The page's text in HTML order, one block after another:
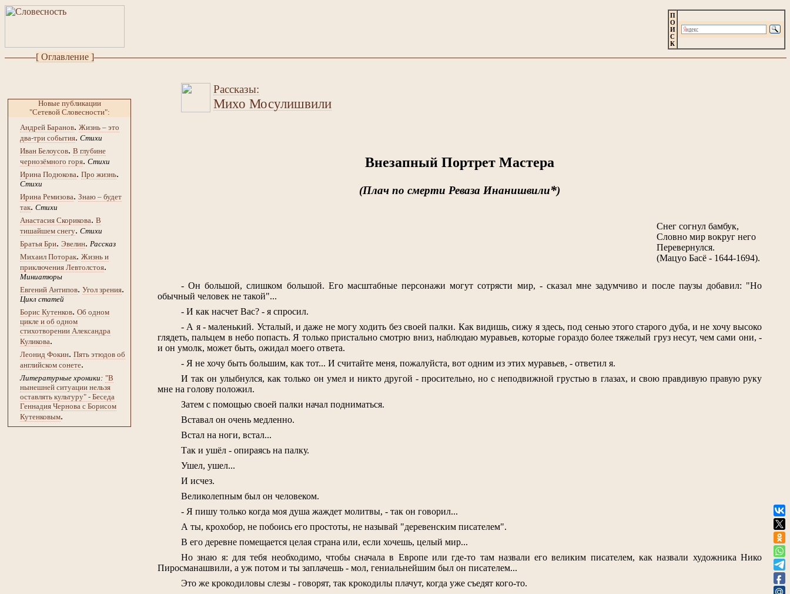
[ Оглавление ]
Новые публикации
"Сетевой Словесности":
Андрей Баранов. Жизнь – это
два-три события. Стихи
Иван Белоусов. В глубине
чернозёмного горя. Стихи
Ирина Подюкова. Про жизнь.
Стихи
Ирина Ремизова. Знаю – будет
так. Стихи
Анастасия Скорикова. В
тишайшем снегу. Стихи
Братья Бри. Эвелин. Рассказ
Михаил Поторак. Жизнь и
приключения Левтолстоя.
Миниатюры
Евгений Антипов. Угол зрения.
Цикл статей
Борис Кутенков. Об одном
цикле и об одном
стихотворении Александра
Куликова.
Леонид Фокин. Пять этюдов об
английском сонете.
Литературные хроники: "В
нынешней ситуации нельзя
оставлять культуру" - Беседа
Геннадия Чернова с Борисом
Кутенковым.
П
О
И
С
К
Рассказы:
Михо Мосулишвили
Внезапный Портрет Мастера
(Плач по смерти Реваза Инанишвили*)
Снег согнул бамбук,
Словно мир вокруг него
Перевернулся.
(Мацуо Басё - 1644-1694).
- Он большой, слишком большой. Его масштабные персонажи могут сотрясти мир, - сказал мне задумчиво и после паузы добавил: "Но
обычный человек не такой"...
- И как насчет Вас? - я спросил.
- А я - маленький. Усталый, и даже не могу ходить без своей палки. Как видишь, сижу я здесь, под сенью этого старого дуба, и не хочу высоко
глядеть, пальцем в небо попасть. Я только пристально смотрю вниз, наблюдаю муравьев, которые гораздо более тяжелый груз несут, чем сами они, -
и он умолк, может быть, ожидал моего ответа.
- Я не хочу быть большим, как тот... И считайте меня, пожалуйста, вот одним из этих муравьев, - ответил я.
И так он улыбнулся, как только он умел и никто другой - просительно, но с неподвижной грустью в глазах, и свою правдивую правую руку
мне на голову положил.
Затем с помощью своей палки начал подниматься.
Вставал он очень медленно.
Встал на ноги, встал...
Так и ушёл - опираясь на палку.
Ушел, ушел...
И исчез.
Великолепным был он человеком.
- Я пишу только когда моя душа жаждет молитвы, - так он говорил...
А ты, крохобор, не побоись его простоты, не называй "деревенским писателем".
В его деревне помещается целая страна или, если хочешь, целый мир...
Но знаю я: для тебя необходимо, чтобы сначала в Европе или где-то там назвали его великим писателем, как назвали художника Нико
Пиросманашвили, а уж потом и ты заплачешь - мол, гениальнейшим был он писателем...
Это же крокодиловы слезы - говорят, так крокодилы плачут, когда уже съедят кого-то.